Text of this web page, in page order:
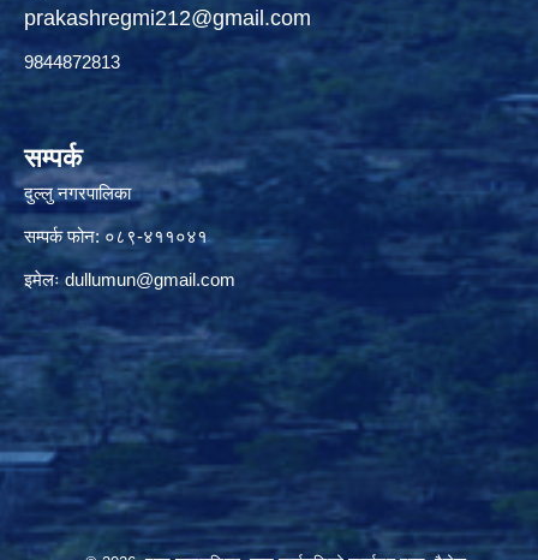
prakashregmi212@gmail.com
9844872813
सम्पर्क
दुल्लु नगरपालिका
सम्पर्क फोन: ०८९-४११०४१
इमेलःdullumun@gmail.com